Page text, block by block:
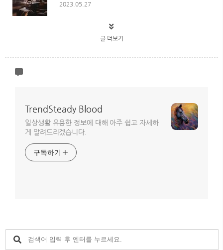
2023.05.27
글 더보기
TrendSteady Blood
일상생활 유용한 정보에 대해 아주 쉽고 자세하
게 알려드리겠습니다.
구독하기